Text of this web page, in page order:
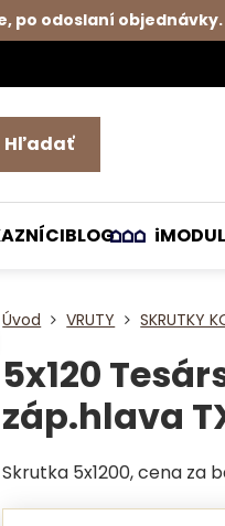
po odoslaní objednávky.
Hľadať
BLOG iMODUL
Úvod VRUTY SKRUTKY
5x120
záp.hlava
Skrutka 5x1200, cena za